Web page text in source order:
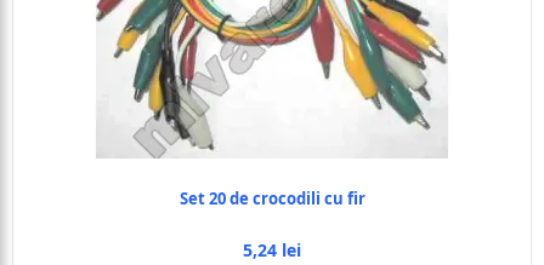
Set 20 de crocodili cu fir
5,24 lei